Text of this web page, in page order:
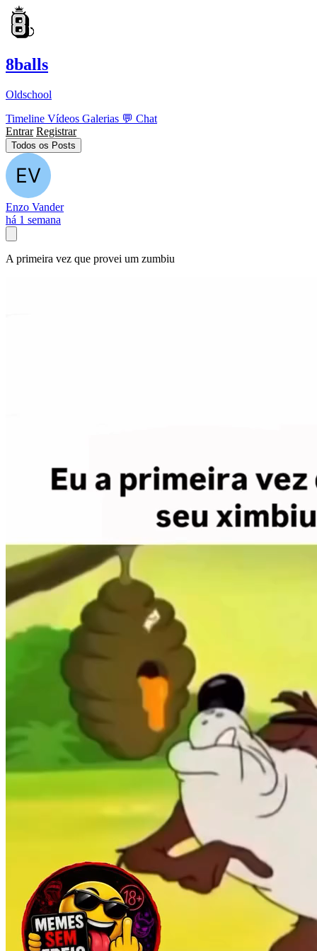
8balls
Oldschool
Timeline Vídeos Galerias 💬 Chat
Entrar Registrar
Todos os Posts
Enzo Vander
há 1 semana
A primeira vez que provei um zumbiu